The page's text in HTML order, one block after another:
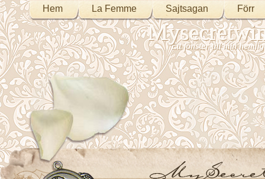
Hem La Femme Sajtsagan Förr
Ett fönster till min